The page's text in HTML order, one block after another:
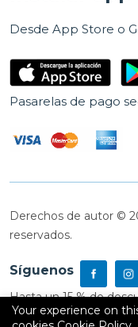
Desde App Store o
Pasarelas de pago
Derechos de autor ©
reservados.
Síguenos
Hasta un 15 % de
Your experience on